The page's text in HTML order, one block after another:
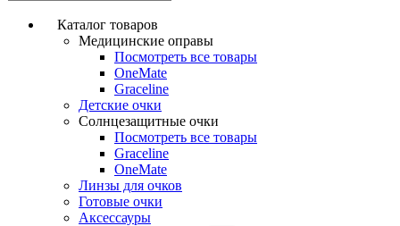
Каталог товаров
Медицинские оправы
Посмотреть все товары
OneMate
Graceline
Детские очки
Солнцезащитные очки
Посмотреть все товары
Graceline
OneMate
Линзы для очков
Готовые очки
Аксессауры